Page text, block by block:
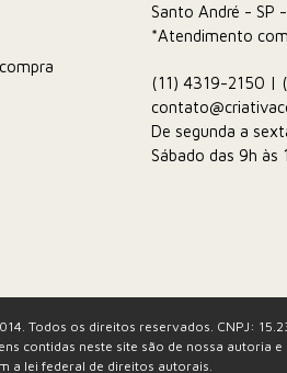
Santo André - SP
*Atendimento
(11) 4319-2150 |
De segunda a
Sábado das 9h às
Todos os direitos reservados. CNPJ:
contidas neste site são de nossa autoria
a lei federal de direitos autorais.